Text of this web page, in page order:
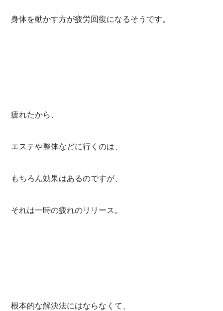
身体を動かす方が疲労回復になるそうです。
疲れたから、
エステや整体などに行くのは、
もちろん効果はあるのですが、
それは一時の疲れのリリース。
根本的な解決法にはならなくて、